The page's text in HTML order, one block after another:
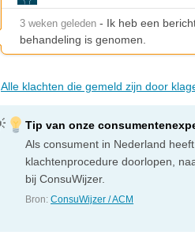
3 weken geleden - Ik heb een
behandeling is genomen.
Alle klachten die gemeld zijn door
Tip van onze
Als consument in Nederland
klachtenprocedure doorlopen,
bij ConsuWijzer.
Bron:ConsuWijzer / ACM